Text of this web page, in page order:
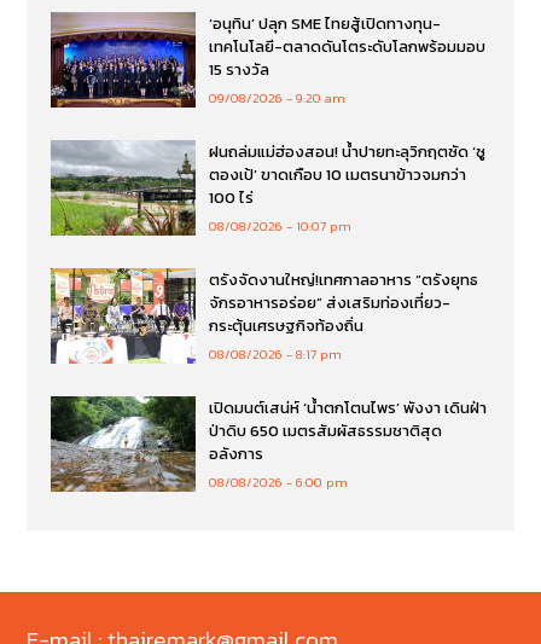
‘อนุทิน’ ปลุก SME ไทยสู้เปิดทางทุน-
เทคโนโลยี-ตลาดดันโตระดับโลกพร้อมมอบ
15 รางวัล
09/08/2026 9:20 am
ฝนถล่มแม่ฮ่องสอน! น้ำปายทะลุวิกฤตซัด ‘ซู
ตองเป้’ ขาดเกือบ 10 เมตรนาข้าวจมกว่า
100 ไร่
08/08/2026 10:07 pm
ตรังจัดงานใหญ่!เทศกาลอาหาร “ตรังยุทธ
จักรอาหารอร่อย” ส่งเสริมท่องเที่ยว-
กระตุ้นเศรษฐกิจท้องถิ่น
08/08/2026 8:17 pm
เปิดมนต์เสน่ห์ ‘น้ำตกโตนไพร’ พังงา เดินฝ่า
ป่าดิบ 650 เมตรสัมผัสธรรมชาติสุด
อลังการ
08/08/2026 6:00 pm